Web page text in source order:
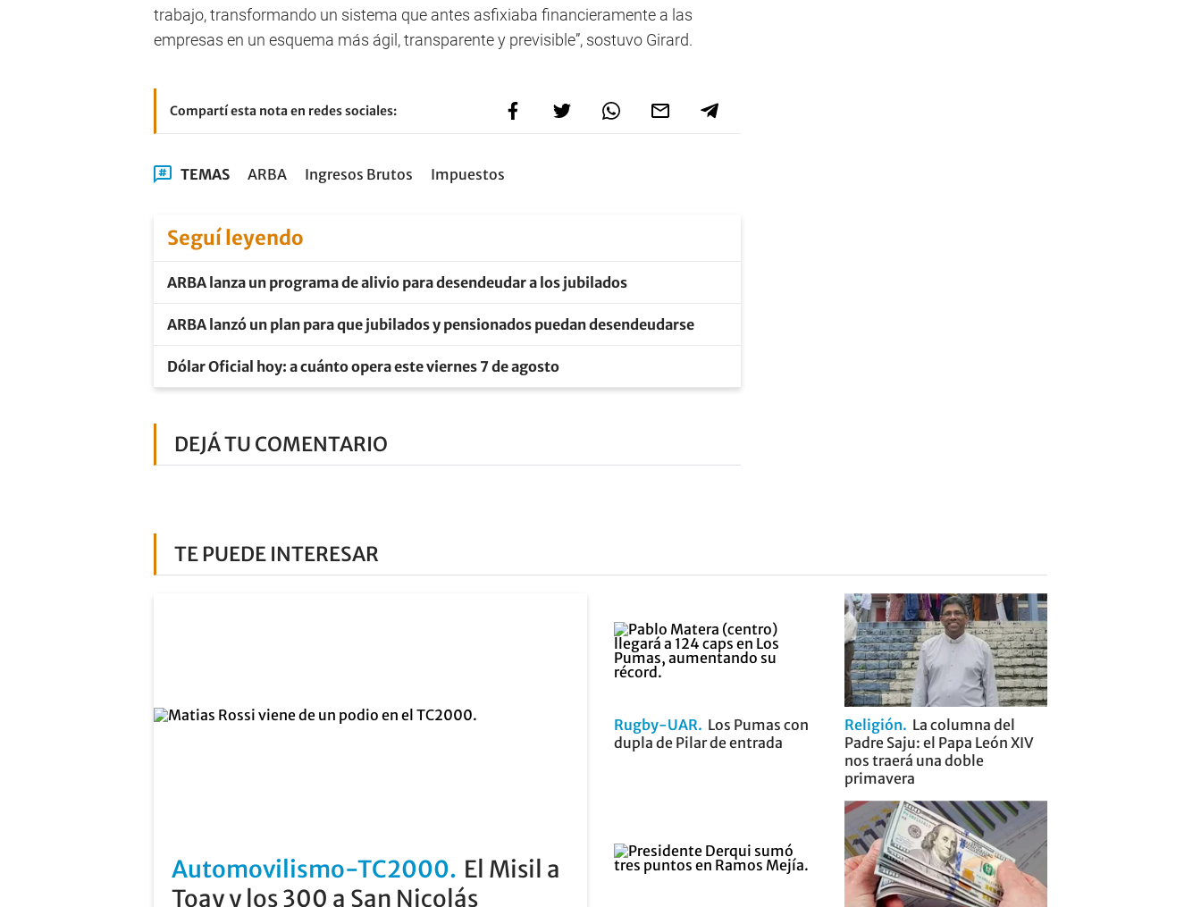
trabajo, transformando un sistema que antes asfixiaba financieramente a las
empresas en un esquema más ágil, transparente y previsible”, sostuvo Girard.
Compartí esta nota en redes sociales:
TEMAS ARBA Ingresos Brutos Impuestos
Seguí leyendo
ARBA lanza un programa de alivio para desendeudar a los jubilados
ARBA lanzó un plan para que jubilados y pensionados puedan desendeudarse
Dólar Oficial hoy: a cuánto opera este viernes 7 de agosto
DEJÁ TU COMENTARIO
TE PUEDE INTERESAR
Automovilismo-TC2000 El Misil a
Toay y los 300 a San Nicolás
Rugby-UAR Los Pumas con
dupla de Pilar de entrada
Religión
La columna del
Padre Saju: el Papa León XIV
nos traerá una doble
primavera